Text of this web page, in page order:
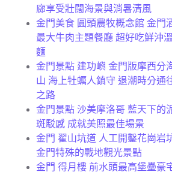
廊享受壯闊海景與消暑清風
金門美食 圓頭農牧概念館 金門
最大牛肉主題餐廳 超好吃鮮沖
麵
金門景點 建功嶼 金門版摩西分
山 海上牡蠣人鎮守 退潮時分通
之路
金門景點 沙美摩洛哥 藍天下的
斑駁感 成就美照最佳場景
金門 翟山坑道 人工開鑿花崗岩
金門特殊的戰地觀光景點
金門 得月樓 前水頭最高堡壘豪